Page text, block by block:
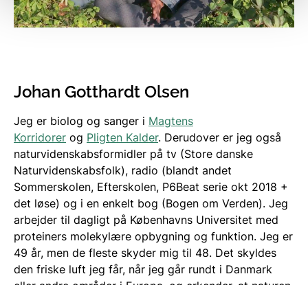
Johan Gotthardt Olsen
Jeg er biolog og sanger i Magtens
Korridorer og Pligten Kalder. Derudover er jeg også
naturvidenskabsformidler på tv (Store danske
Naturvidenskabsfolk), radio (blandt andet
Sommerskolen, Efterskolen, P6Beat serie okt 2018 +
det løse) og i en enkelt bog (Bogen om Verden). Jeg
arbejder til dagligt på Københavns Universitet med
proteiners molekylære opbygning og funktion. Jeg er
49 år, men de fleste skyder mig til 48. Det skyldes
den friske luft jeg får, når jeg går rundt i Danmark